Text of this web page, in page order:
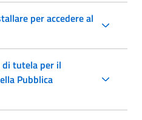
per accedere al
tutela per il
Pubblica